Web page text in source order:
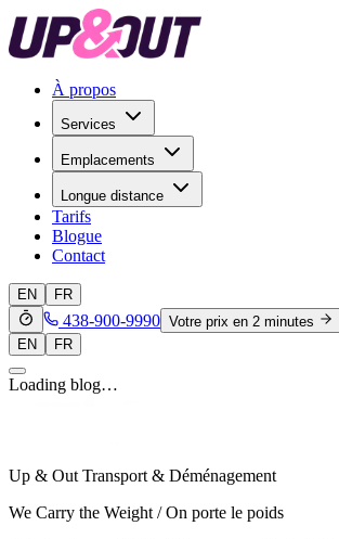
À propos
Services
Emplacements
Longue distance
Tarifs
Blogue
Contact
EN FR
438-900-9990 Votre prix en 2 minutes
EN
FR
Loading blog…
Up & Out Transport & Déménagement
We Carry the Weight / On porte le poids